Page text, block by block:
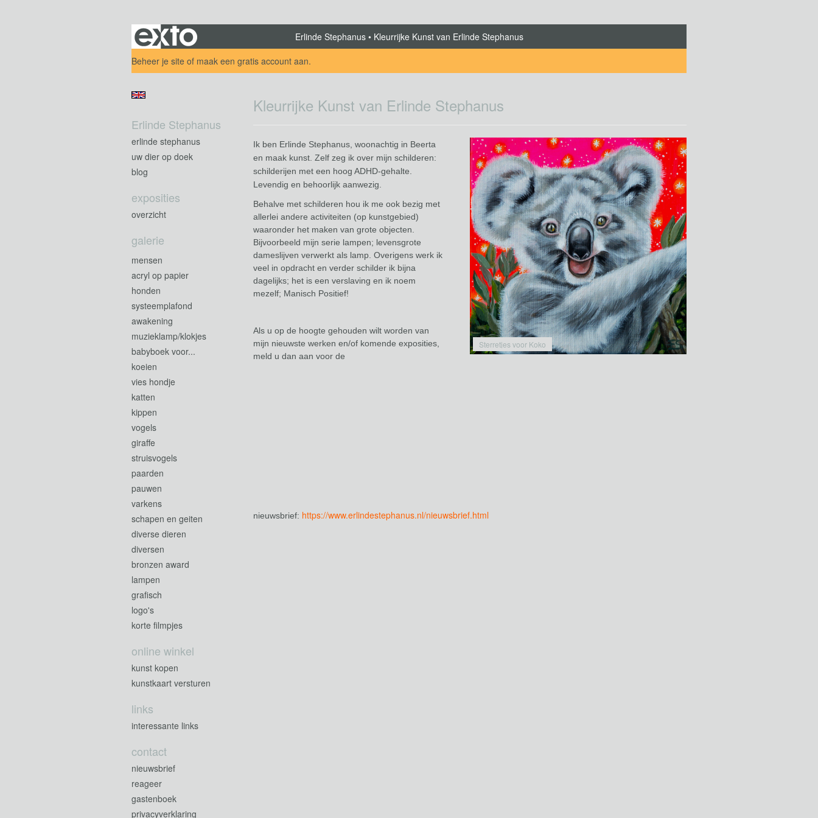
Erlinde Stephanus
Kleurrijke Kunst van Erlinde Stephanus
Beheer je site of maak een gratis account aan.
Kleurrijke Kunst van Erlinde Stephanus
Sterretjes voor Koko
Ik ben Erlinde Stephanus, woonachtig in Beerta
en maak kunst. Zelf zeg ik over mijn schilderen:
schilderijen met een hoog ADHD-gehalte.
Levendig en behoorlijk aanwezig.
Behalve met schilderen hou ik me ook bezig met
allerlei andere activiteiten (op kunstgebied)
waaronder het maken van grote objecten.
Bijvoorbeeld mijn serie lampen; levensgrote
dameslijven verwerkt als lamp. Overigens werk ik
veel in opdracht en verder schilder ik bijna
dagelijks; het is een verslaving en ik noem
mezelf; Manisch Positief!
Als u op de hoogte gehouden wilt worden van
mijn nieuwste werken en/of komende exposities,
meld u dan aan voor de
nieuwsbrief: https://www.erlindestephanus.nl/nieuwsbrief.html
Erlinde Stephanus
erlinde stephanus
uw dier op doek
blog
exposities
overzicht
galerie
mensen
acryl op papier
honden
systeemplafond
awakening
muzieklamp/klokjes
babyboek voor...
koeien
vies hondje
katten
kippen
vogels
giraffe
struisvogels
paarden
pauwen
varkens
schapen en geiten
diverse dieren
diversen
bronzen award
lampen
grafisch
logo's
korte filmpjes
online winkel
kunst kopen
kunstkaart versturen
links
interessante links
contact
nieuwsbrief
reageer
gastenboek
privacyverklaring